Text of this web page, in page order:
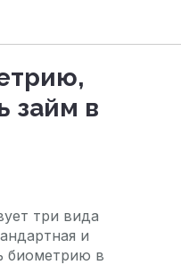
займ в
три вида
и
биометрию в